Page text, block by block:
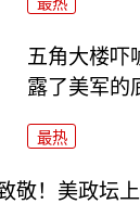
五角大楼吓
露了美军的
最热
敬！美政坛